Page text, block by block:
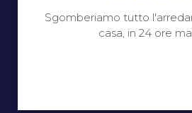
Sgomberiamo tutto
casa, in 24 ore